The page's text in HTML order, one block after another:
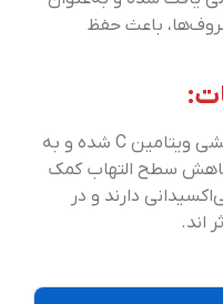
باعث حفظ
بیوفلاوونوئیدها باعث تقویت اثربخشی ویتامین C شده و به
کاهش سطح التهاب کمک
دارند و در
اند.